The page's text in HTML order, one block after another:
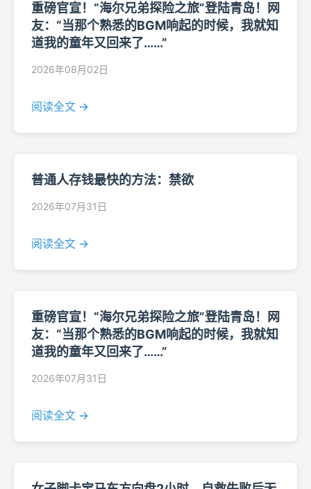
重磅官宣！“海尔兄弟探险之旅”登陆青岛！网
友：“当那个熟悉的BGM响起的时候，我就知
道我的童年又回来了……”
2026年08月02日
阅读全文 →
普通人存钱最快的方法：禁欲
2026年07月31日
阅读全文 →
重磅官宣！“海尔兄弟探险之旅”登陆青岛！网
友：“当那个熟悉的BGM响起的时候，我就知
道我的童年又回来了……”
2026年07月31日
阅读全文 →